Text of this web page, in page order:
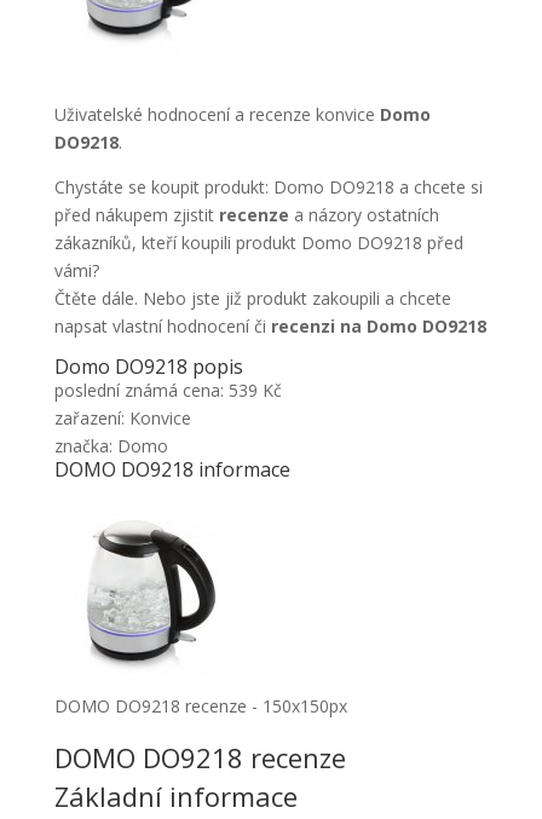
Uživatelské hodnocení a recenze konvice Domo
DO9218.
Chystáte se koupit produkt: Domo DO9218 a chcete si
před nákupem zjistit recenze a názory ostatních
zákazníků, kteří koupili produkt Domo DO9218 před
vámi?
Čtěte dále. Nebo jste již produkt zakoupili a chcete
napsat vlastní hodnocení či recenzi na Domo DO9218
Domo DO9218 popis
poslední známá cena: 539 Kč
zařazení: Konvice
značka: Domo
DOMO DO9218 informace
DOMO DO9218 recenze - 150x150px
DOMO DO9218 recenze
Základní informace